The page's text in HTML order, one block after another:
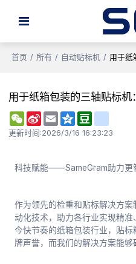
首页 / 所有 / 自动贴标机 / 用于纸
用于纸箱包装的三轴贴标机
WeChat
Sina
Weibo
Email Qzone
更新时间:2026/3/16 16:23:23
科技赋能——SameGram助力更
作为领先的检重和贴标解决方
动化技术，助力各行业实现精
今快节奏的纸箱包装行业，贴
牌声誉，而我们的解决方案能够